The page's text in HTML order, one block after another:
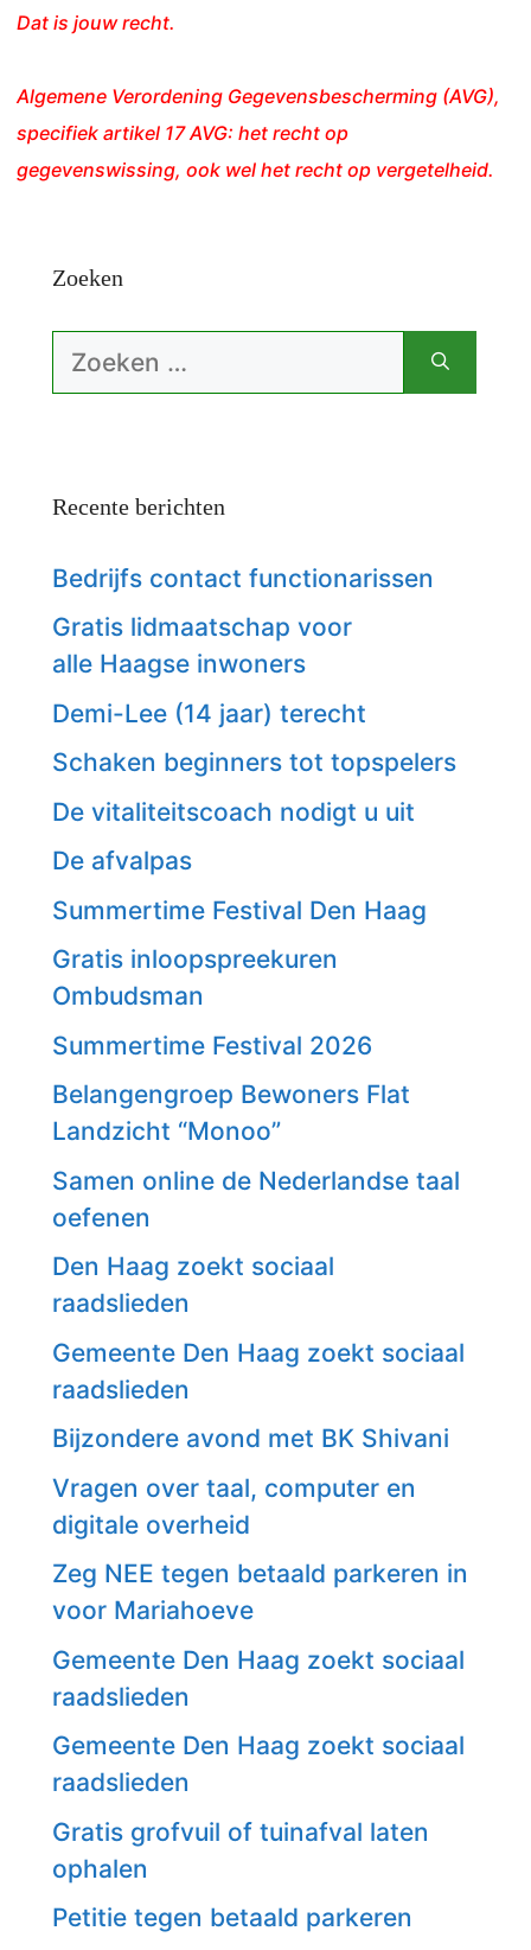
Dat is jouw recht.
Algemene Verordening Gegevensbescherming (AVG),
specifiek artikel 17 AVG: het recht op
gegevenswissing, ook wel het recht op vergetelheid.
Zoeken
Zoek
Recente berichten
Bedrijfs contact functionarissen
Gratis lidmaatschap voor
alle Haagse inwoners
Demi-Lee (14 jaar) terecht
Schaken beginners tot topspelers
De vitaliteitscoach nodigt u uit
De afvalpas
Summertime Festival Den Haag
Gratis inloopspreekuren
Ombudsman
Summertime Festival 2026
Belangengroep Bewoners Flat
Landzicht “Monoo”
Samen online de Nederlandse taal
oefenen
Den Haag zoekt sociaal
raadslieden
Gemeente Den Haag zoekt sociaal
raadslieden
Bijzondere avond met BK Shivani
Vragen over taal, computer en
digitale overheid
Zeg NEE tegen betaald parkeren in
voor Mariahoeve
Gemeente Den Haag zoekt sociaal
raadslieden
Gemeente Den Haag zoekt sociaal
raadslieden
Gratis grofvuil of tuinafval laten
ophalen
Petitie tegen betaald parkeren